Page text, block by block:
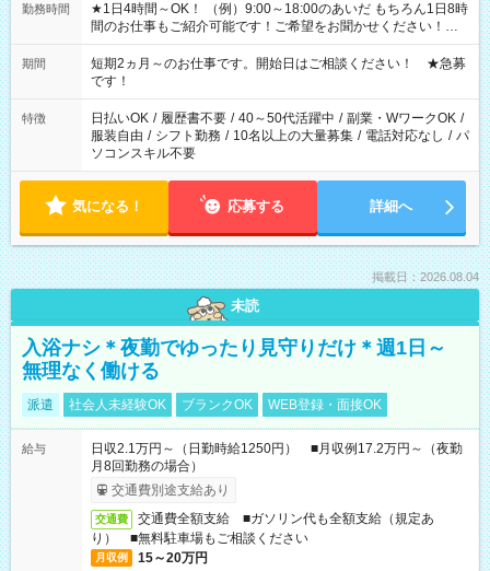
勤務時間
★1日4時間～OK！ （例）9:00～18:00のあいだ もちろん1日8時
間のお仕事もご紹介可能です！ご希望をお聞かせください！★
家庭の都合でお休みが必要な場合も遠慮なくご相談ください。
※週最低15時間以上の勤務が必要です
期間
短期2ヵ月～のお仕事です。開始日はご相談ください！ ★急募
です！
特徴 日払いOK / 履歴書不要 / 40～50代活躍中 / 副業・WワークOK /
服装自由 / シフト勤務 / 10名以上の大量募集 / 電話対応なし / パ
ソコンスキル不要
気になる！ 応募する 詳細へ
掲載日：2026.08.04
未読
入浴ナシ＊夜勤でゆったり見守りだけ＊週1日～
無理なく働ける
派遣 社会人未経験OK ブランクOK WEB登録・面接OK
給与
日収2.1万円～（日勤時給1250円） ■月収例17.2万円～（夜勤
月8回勤務の場合）
交通費別途支給あり
交通費
交通費全額支給 ■ガソリン代も全額支給（規定あ
り） ■無料駐車場もご相談ください
月収例 15～20万円